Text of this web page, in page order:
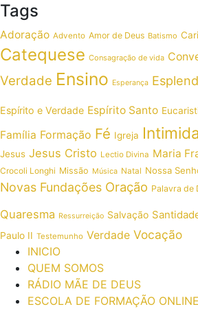
Tags
Adoração Advento Amor de Deus Batismo
Catequese Consagração de vida
Verdade Ensino Esperança
Espírito e Verdade Espírito Santo
Família Formação Fé Igreja
Jesus Jesus Cristo Lectio Divina Maria
Crocoli Longhi Missão Música Natal Nossa
Novas Fundações Oração Palavra de
Quaresma Ressurreição Salvação
Paulo II Testemunho Verdade Vocação
INICIO
QUEM SOMOS
RÁDIO MÃE DE DEUS
ESCOLA DE FORMAÇÃO ONLINE